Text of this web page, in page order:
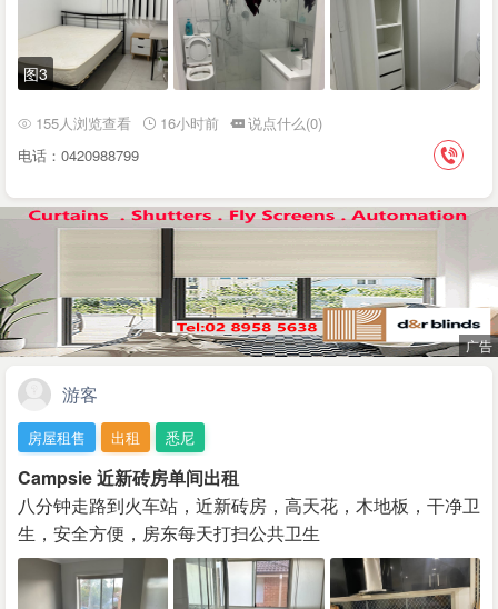
图3
155人浏览查看 16小时前
说点什么(0)
电话：0420988799
游客
房屋租售 出租 悉尼
Campsie 近新砖房单间出租
八分钟走路到火车站，近新砖房，高天花，木地板，干净卫
生，安全方便，房东每天打扫公共卫生